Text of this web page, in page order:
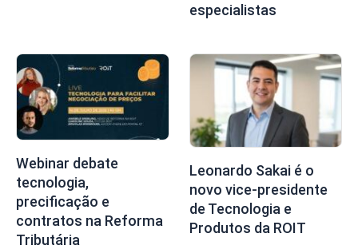
especialistas
Webinar debate
tecnologia,
precificação e
contratos na Reforma
Tributária
Leonardo Sakai é o
novo vice-presidente
de Tecnologia e
Produtos da ROIT